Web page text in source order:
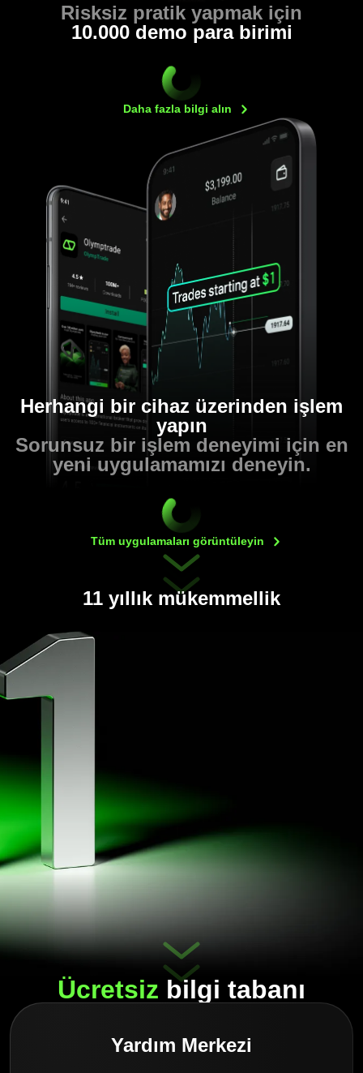
Risksiz pratik yapmak için
10.000 demo para birimi
Daha fazla bilgi alın
Herhangi bir cihaz üzerinden işlem
yapın
Sorunsuz bir işlem deneyimi için en
yeni uygulamamızı deneyin.
Tüm uygulamaları görüntüleyin
11 yıllık mükemmellik
Ücretsiz bilgi tabanı
Yardım Merkezi